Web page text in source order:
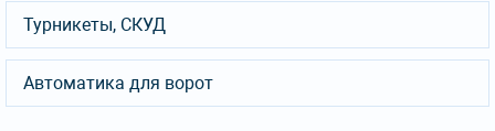
Турникеты, СКУД
Автоматика для ворот